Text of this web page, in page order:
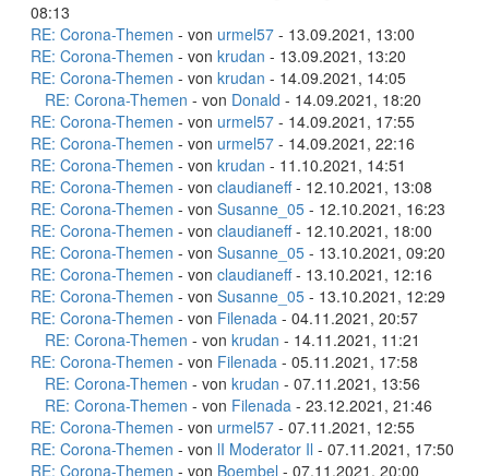
08:13
RE: Corona-Themen - von urmel57 - 13.09.2021, 13:00
RE: Corona-Themen - von krudan - 13.09.2021, 13:20
RE: Corona-Themen - von krudan - 14.09.2021, 14:05
RE: Corona-Themen - von Donald - 14.09.2021, 18:20
RE: Corona-Themen - von urmel57 - 14.09.2021, 17:55
RE: Corona-Themen - von urmel57 - 14.09.2021, 22:16
RE: Corona-Themen - von krudan - 11.10.2021, 14:51
RE: Corona-Themen - von claudianeff- 12.10.2021, 13:08
RE: Corona-Themen - von Susanne_05 - 12.10.2021, 16:23
RE: Corona-Themen - von claudianeff- 12.10.2021, 18:00
RE: Corona-Themen - von Susanne_05 - 13.10.2021, 09:20
RE: Corona-Themen - von claudianeff- 13.10.2021, 12:16
RE: Corona-Themen - von Susanne_05 - 13.10.2021, 12:29
RE: Corona-Themen - von Filenada - 04.11.2021, 20:57
RE: Corona-Themen - von krudan - 14.11.2021, 11:21
RE: Corona-Themen - von Filenada - 05.11.2021, 17:58
RE: Corona-Themen - von krudan - 07.11.2021, 13:56
RE: Corona-Themen - von Filenada - 23.12.2021, 21:46
RE: Corona-Themen - von urmel57 - 07.11.2021, 12:55
RE: Corona-Themen - von lI Moderator Il - 07.11.2021, 17:50
RE: Corona-Themen - von Boembel - 07.11.2021, 20:00